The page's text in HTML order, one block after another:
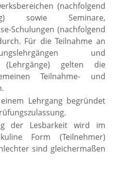
(nachfolgend
sowie Seminare,
Schulungen (nachfolgend
Für die Teilnahme an
und
(Lehrgänge) gelten die
Teilnahme- und
Lehrgang begründet
der Lesbarkeit wird im
Form (Teilnehmer)
sind gleichermaßen